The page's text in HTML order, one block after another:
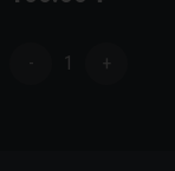
- 1 +